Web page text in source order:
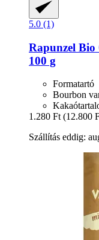
5.0 (1)
Rapunzel Bio
100 g
Formatartó
Bourbon
1.280 Ft (12.800
Szállítás eddig: